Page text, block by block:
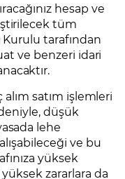
hesap ve
tüm
Kurulu tarafından
ve benzeri idari
alım satım işlemleri
düşük
lehe
ve bu
yüksek
zararlara da